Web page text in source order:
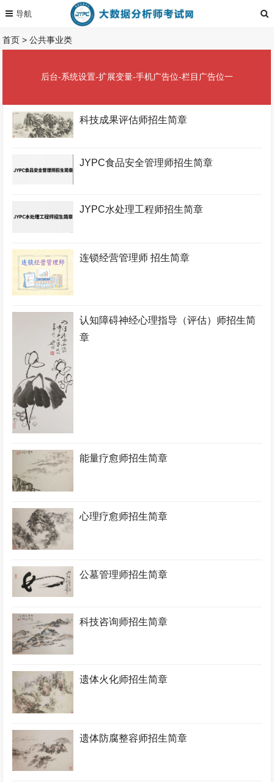
首页 >公共事业类
后台-系统设置-扩展变量-手机广告位-栏目广告位一
科技成果评估师招生简章
JYPC食品安全管理师招生简章
JYPC水处理工程师招生简章
连锁经营管理师 招生简章
认知障碍神经心理指导（评估）师招生简
章
能量疗愈师招生简章
心理疗愈师招生简章
公墓管理师招生简章
科技咨询师招生简章
遗体火化师招生简章
遗体防腐整容师招生简章